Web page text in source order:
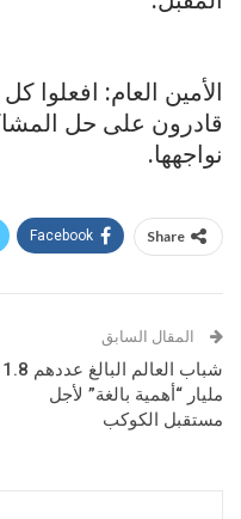
الأمين العام: افعلوا
قادرون على حل
نواجهها.
Share
Facebook
المقال السابق
شباب العالم البالغ عددهم 1.8
مليار “أهمية بالغة” لأجل
مستقبل الكوكب